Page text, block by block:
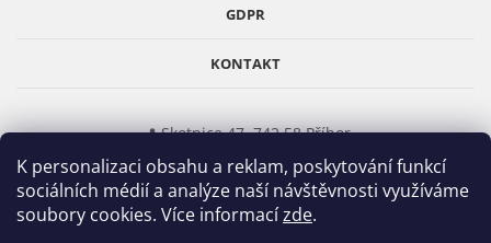
K personalizaci obsahu a reklam, poskytování funkcí
sociálních médií a analýze naší návštěvnosti využíváme
soubory cookies. Více informacízde.
s
GDPR
KONTAKT
📍 Skotnice 47, 742 58 Příbor
📞777 312 905(Po–Pá 8–17)
✉️ info@obklady-cz.cz